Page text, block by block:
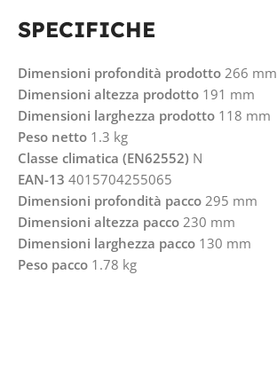
SPECIFICHE
Dimensioni profondità prodotto 266 mm
Dimensioni altezza prodotto 191 mm
Dimensioni larghezza prodotto 118 mm
Peso netto 1.3 kg
Classe climatica (EN62552) N
EAN-13 4015704255065
Dimensioni profondità pacco 295 mm
Dimensioni altezza pacco 230 mm
Dimensioni larghezza pacco 130 mm
Peso pacco 1.78 kg